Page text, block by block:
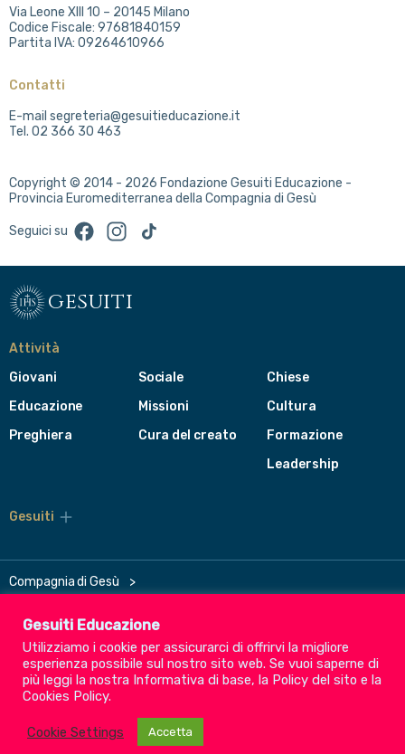
Via Leone XIII 10 – 20145 Milano
Codice Fiscale: 97681840159
Partita IVA: 09264610966
Contatti
E-mail segreteria@gesuitieducazione.it
Tel. 02 366 30 463
Copyright © 2014 - 2026 Fondazione Gesuiti Educazione -
Provincia Euromediterranea della Compagnia di Gesù
Seguici su FacebookInstagram
TikTok
gesuiti
Attività
Giovani
Educazione
Preghiera
Sociale
Missioni
Cura del creato
Chiese
Cultura
Formazione
Leadership
Gesuiti
navigazione
del
footer
Compagnia di Gesù
Provincia Euro-Mediterranea
Albania
Italia Malta Romania
Gesuiti Educazione
Utilizziamo i cookie per assicurarci di offrirvi la migliore
esperienza possibile sul nostro sito web. Se vuoi saperne di
più leggi la nostra Informativa di base, la Policy del sito e la
Cookies Policy.
Cookie Settings Accetta